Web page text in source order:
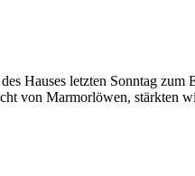
Hauses letzten Sonntag zum
von Marmorlöwen, stärkten